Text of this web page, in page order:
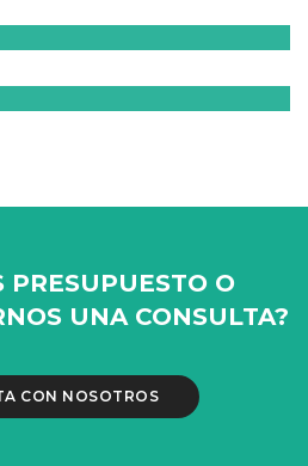
PRESUPUESTO O
UNA CONSULTA?
CON NOSOTROS